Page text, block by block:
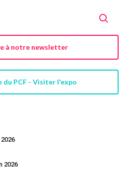
à notre newsletter
du PCF - Visiter l'expo
2026